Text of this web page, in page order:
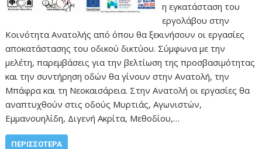
η εγκατάσταση του
εργολάβου στην
Κοινότητα Ανατολής από όπου θα ξεκινήσουν οι εργασίες
αποκατάστασης του οδικού δικτύου. Σύμφωνα με την
μελέτη, παρεμβάσεις για την βελτίωση της προσβασιμότητας
και την συντήρηση οδών θα γίνουν στην Ανατολή, την
Μπάφρα και τη Νεοκαισάρεια. Στην Ανατολή οι εργασίες θα
αναπτυχθούν στις οδούς Μυρτιάς, Αγωνιστών,
Εμμανουηλίδη, Διγενή Ακρίτα, Μεθοδίου,…
ΠΕΡΙΣΣΌΤΕΡΑ